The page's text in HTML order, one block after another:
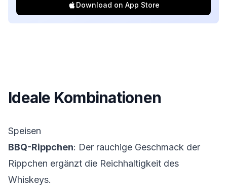
Download on App Store
Ideale Kombinationen
Speisen
BBQ-Rippchen: Der rauchige Geschmack der
Rippchen ergänzt die Reichhaltigkeit des
Whiskeys.